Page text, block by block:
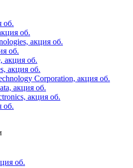
об.
об.
акция об.
об.
акция об.
акция об.
Corporation, акция об.
акция об.
акция об.
об.
об.